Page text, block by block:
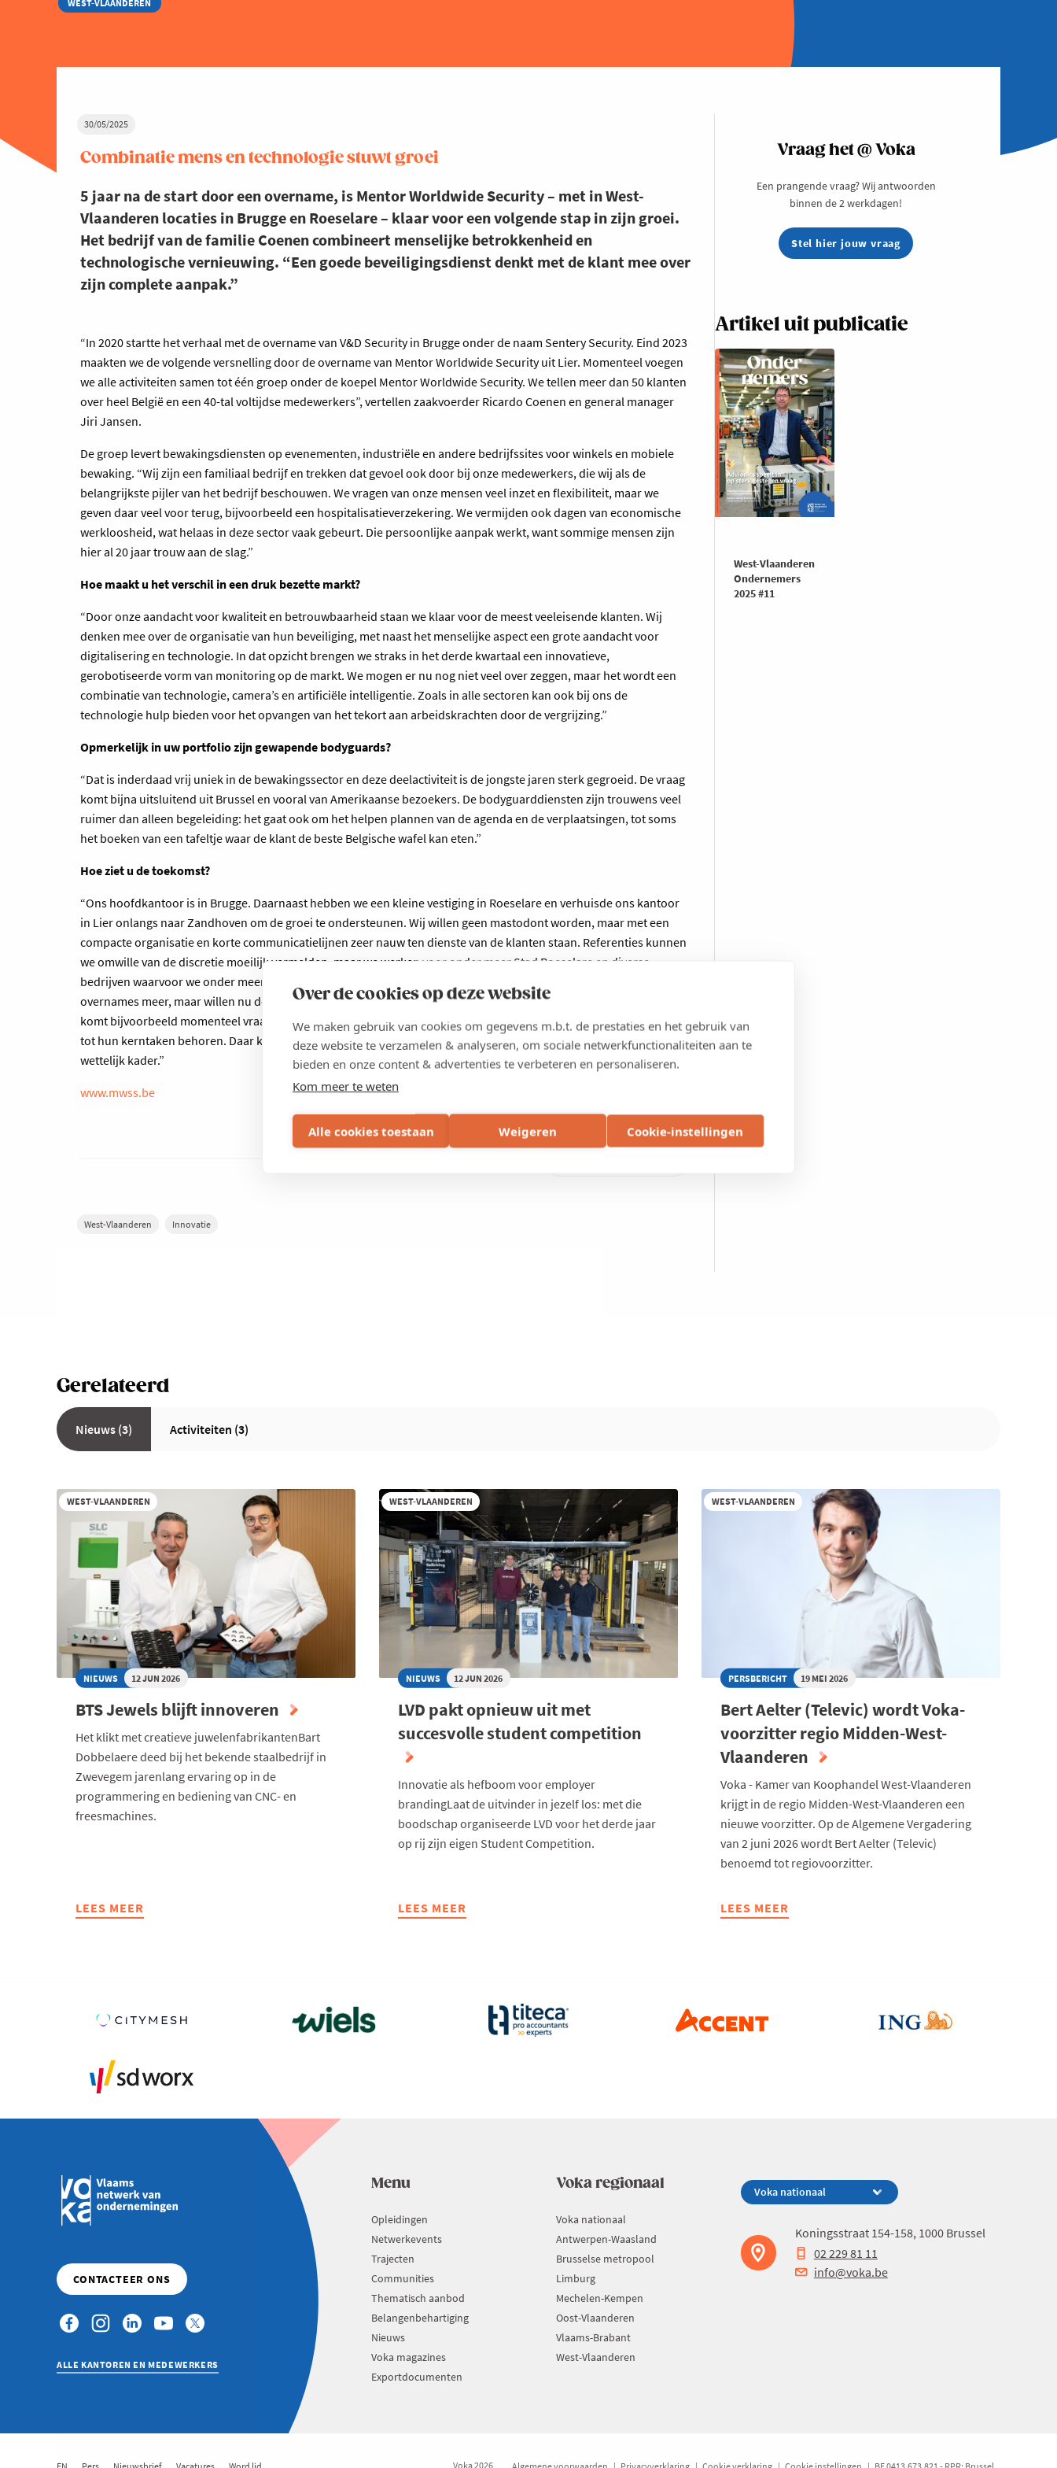
Over de cookies op deze website
We maken gebruik van cookies om gegevens m.b.t. de prestaties en het gebruik van
deze website te verzamelen & analyseren, om sociale netwerkfunctionaliteiten aan te
bieden en onze content & advertenties te verbeteren en personaliseren.
Kom meer te weten
Alle cookies toestaan Weigeren Cookie-instellingen
WEST-VLAANDEREN
30/05/2025
Combinatie mens en technologie stuwt groei
5 jaar na de start door een overname, is Mentor Worldwide Security – met in West-
Vlaanderen locaties in Brugge en Roeselare – klaar voor een volgende stap in zijn groei.
Het bedrijf van de familie Coenen combineert menselijke betrokkenheid en
technologische vernieuwing. “Een goede beveiligingsdienst denkt met de klant mee over
zijn complete aanpak.”
“In 2020 startte het verhaal met de overname van V&D Security in Brugge onder de naam Sentery Security. Eind 2023
maakten we de volgende versnelling door de overname van Mentor Worldwide Security uit Lier. Momenteel voegen
we alle activiteiten samen tot één groep onder de koepel Mentor Worldwide Security. We tellen meer dan 50 klanten
over heel België en een 40-tal voltijdse medewerkers”, vertellen zaakvoerder Ricardo Coenen en general manager
Jiri Jansen.
De groep levert bewakingsdiensten op evenementen, industriële en andere bedrijfssites voor winkels en mobiele
bewaking. “Wij zijn een familiaal bedrijf en trekken dat gevoel ook door bij onze medewerkers, die wij als de
belangrijkste pijler van het bedrijf beschouwen. We vragen van onze mensen veel inzet en flexibiliteit, maar we
geven daar veel voor terug, bijvoorbeeld een hospitalisatieverzekering. We vermijden ook dagen van economische
werkloosheid, wat helaas in deze sector vaak gebeurt. Die persoonlijke aanpak werkt, want sommige mensen zijn
hier al 20 jaar trouw aan de slag.”
Hoe maakt u het verschil in een druk bezette markt?
“Door onze aandacht voor kwaliteit en betrouwbaarheid staan we klaar voor de meest veeleisende klanten. Wij
denken mee over de organisatie van hun beveiliging, met naast het menselijke aspect een grote aandacht voor
digitalisering en technologie. In dat opzicht brengen we straks in het derde kwartaal een innovatieve,
gerobotiseerde vorm van monitoring op de markt. We mogen er nu nog niet veel over zeggen, maar het wordt een
combinatie van technologie, camera’s en artificiële intelligentie. Zoals in alle sectoren kan ook bij ons de
technologie hulp bieden voor het opvangen van het tekort aan arbeidskrachten door de vergrijzing.”
Opmerkelijk in uw portfolio zijn gewapende bodyguards?
“Dat is inderdaad vrij uniek in de bewakingssector en deze deelactiviteit is de jongste jaren sterk gegroeid. De vraag
komt bijna uitsluitend uit Brussel en vooral van Amerikaanse bezoekers. De bodyguarddiensten zijn trouwens veel
ruimer dan alleen begeleiding: het gaat ook om het helpen plannen van de agenda en de verplaatsingen, tot soms
het boeken van een tafeltje waar de klant de beste Belgische wafel kan eten.”
Hoe ziet u de toekomst?
“Ons hoofdkantoor is in Brugge. Daarnaast hebben we een kleine vestiging in Roeselare en verhuisde ons kantoor
in Lier onlangs naar Zandhoven om de groei te ondersteunen. Wij willen geen mastodont worden, maar met een
compacte organisatie en korte communicatielijnen zeer nauw ten dienste van de klanten staan. Referenties kunnen
we omwille van de discretie moeilijk vermelden, maar we werken voor onder meer Stad Roeselare en diverse
bedrijven waarvoor we onder meer logistieke sites bewaken en winkelinspecties verrichten. We plannen geen
overnames meer, maar willen nu de werking versterken rond de digitalisering en andere actuele uitdagingen. Er
komt bijvoorbeeld momenteel vraag van de politiediensten voor het overnemen van bewakingsopdrachten die niet
tot hun kerntaken behoren. Daar kunnen wij bij helpen, maar alleen binnen een zeer specifiek en gelimiteerd
wettelijk kader.”
www.mwss.be
West-Vlaanderen Innovatie
Vraag het @ Voka
Een prangende vraag? Wij antwoorden
binnen de 2 werkdagen!
Stel hier jouw vraag
Artikel uit publicatie
West-Vlaanderen
Ondernemers
2025 #11
Gerelateerd
Nieuws (3) Activiteiten (3)
WEST-VLAANDEREN
NIEUWS 12 JUN 2026
BTS Jewels blijft innoveren
Het klikt met creatieve juwelenfabrikantenBart
Dobbelaere deed bij het bekende staalbedrijf in
Zwevegem jarenlang ervaring op in de
programmering en bediening van CNC- en
freesmachines.
LEES MEER
ABOUT
WEST-VLAANDEREN
NIEUWS 12 JUN 2026
LVD pakt opnieuw uit met
succesvolle student competition
Innovatie als hefboom voor employer
brandingLaat de uitvinder in jezelf los: met die
boodschap organiseerde LVD voor het derde jaar
op rij zijn eigen Student Competition.
LEES MEER
ABOUT
WEST-VLAANDEREN
PERSBERICHT 19 MEI 2026
Bert Aelter (Televic) wordt Voka-
voorzitter regio Midden-West-
Vlaanderen
Voka - Kamer van Koophandel West-Vlaanderen
krijgt in de regio Midden-West-Vlaanderen een
nieuwe voorzitter. Op de Algemene Vergadering
van 2 juni 2026 wordt Bert Aelter (Televic)
benoemd tot regiovoorzitter.
LEES MEER
ABOUT
VOORZITTER
ALLE KANTOREN EN MEDEWERKERS
Menu
Opleidingen
Netwerkevents
Trajecten
Communities
Thematisch aanbod
Belangenbehartiging
Nieuws
Voka magazines
Exportdocumenten
Voka regionaal
Voka nationaal
Antwerpen-Waasland
Brusselse metropool
Limburg
Mechelen-Kempen
Oost-Vlaanderen
Vlaams-Brabant
West-Vlaanderen
Koningsstraat 154-158, 1000 Brussel
02 229 81 11
info@voka.be
Voka 2026